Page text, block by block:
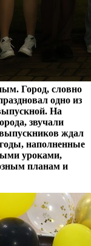
Город, словно
одно из
На
звучали
выпускников ждал
наполненные
уроками,
планам и